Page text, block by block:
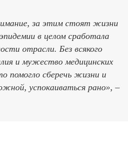
за этим стоят жизни
в целом сработала
отрасли. Без всякого
и мужество медицинских
помогло сберечь жизни и
успокаиваться рано», –